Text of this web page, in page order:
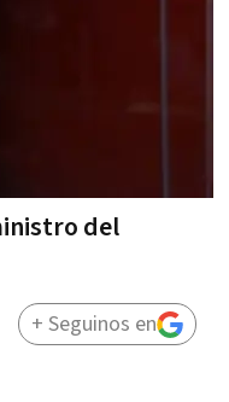
del
+ Seguinos en